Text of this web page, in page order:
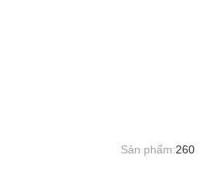
Sản phẩm:260